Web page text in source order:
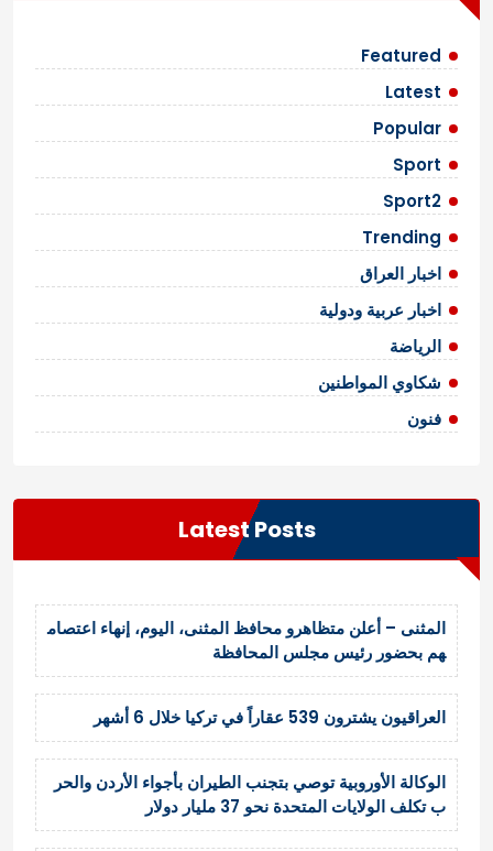
Featured
Latest
Popular
Sport
Sport2
Trending
اخبار العراق
اخبار عربية ودولية
الرياضة
شكاوي المواطنين
فنون
Latest Posts
المثنى – أعلن متظاهرو محافظ المثنى، اليوم، إنهاء اعتصام
هم بحضور رئيس مجلس المحافظة
العراقيون يشترون 539 عقاراً في تركيا خلال 6 أشهر
الوكالة الأوروبية توصي بتجنب الطيران بأجواء الأردن والحر
ب تكلف الولايات المتحدة نحو 37 مليار دولار